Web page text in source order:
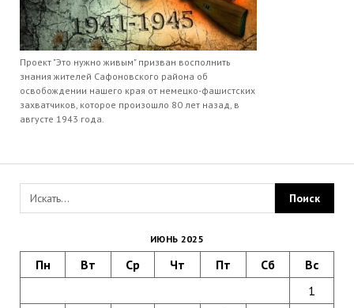
Проект "Это нужно живым" призван восполнить
знания жителей Сафоновского района об
освобождении нашего края от немецко-фашистских
захватчиков, которое произошло 80 лет назад, в
августе 1943 года.
ИЮНЬ 2025
Пн Вт Ср Чт Пт Сб Вс
1